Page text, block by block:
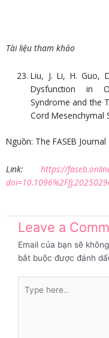
Tài liệu tham khảo
Liu, J. Li, H. Guo,
Dysfunction in
Syndrome and the
Cord Mesenchymal
Nguồn: The FASEB Journal
Link: https://
Leave a
Email của bạn sẽ
bắt buộc được đánh
here..